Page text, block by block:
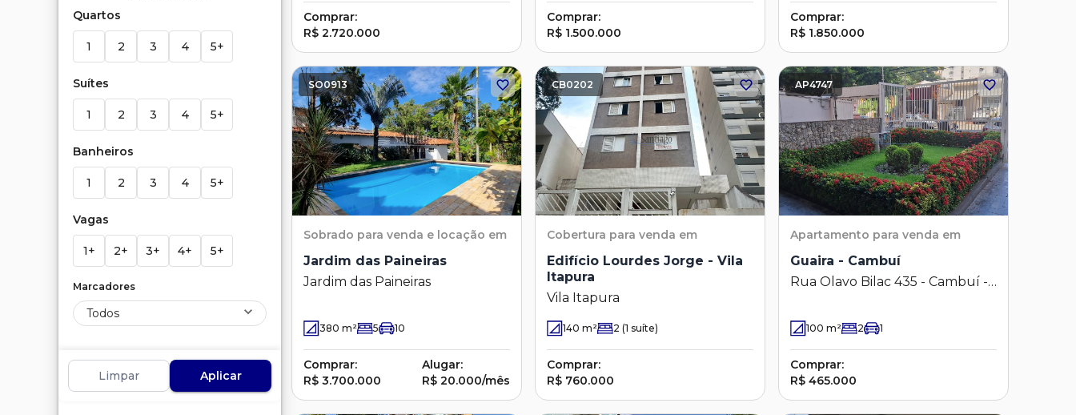
Quartos
1 2 3 4 5+
Suítes
1 2 3 4 5+
Banheiros
1 2 3 4 5+
Vagas
1+ 2+ 3+ 4+ 5+
Marcadores
Todos
Limpar Aplicar
Comprar:
R$ 2.720.000
Comprar:
R$ 1.500.000
Comprar:
R$ 1.850.000
SO0913
Sobrado para venda e locação em
Jardim das Paineiras
Jardim das Paineiras
380 m² 5 10
Comprar:
R$ 3.700.000
Alugar:
R$ 20.000/mês
CB0202
Cobertura para venda em
Edifício Lourdes Jorge - Vila
Itapura
Vila Itapura
140 m² 2 (1 suíte)
Comprar:
R$ 760.000
AP4747
Apartamento para venda em
Guaira - Cambuí
Rua Olavo Bilac 435 - Cambuí -
100 m² 2 1
Comprar:
R$ 465.000